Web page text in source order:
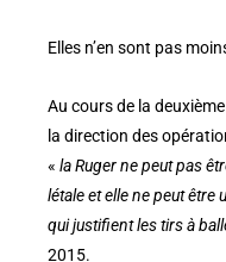
Elles n’en sont pas
Au cours de la
la direction des
« la Ruger ne peut pas
létale et elle ne peut
qui justifient les tirs à
2015.